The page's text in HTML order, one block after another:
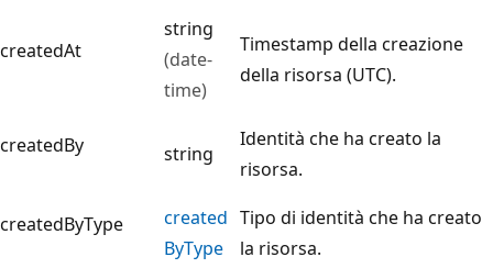
createdAt
string
(date-
time)
Timestamp della creazione
della risorsa (UTC).
createdBy string
Identità che ha creato la
risorsa.
createdByType
created
ByType
Tipo di identità che ha creato
la risorsa.